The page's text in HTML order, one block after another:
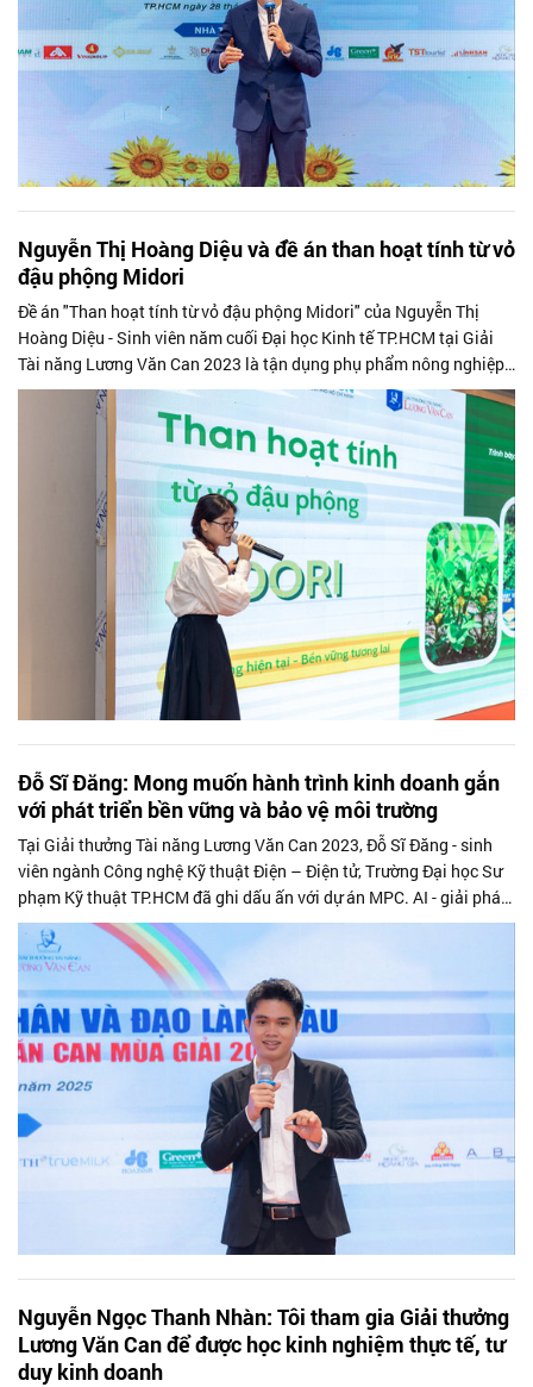
Nguyễn Thị Hoàng Diệu và đề án than hoạt tính từ vỏ
đậu phộng Midori
Đề án "Than hoạt tính từ vỏ đậu phộng Midori" của Nguyễn Thị
Hoàng Diệu - Sinh viên năm cuối Đại học Kinh tế TP.HCM tại Giải
Tài năng Lương Văn Can 2023 là tận dụng phụ phẩm nông nghiệp
để tạo ra sản phẩm...
Đỗ Sĩ Đăng: Mong muốn hành trình kinh doanh gắn
với phát triển bền vững và bảo vệ môi trường
Tại Giải thưởng Tài năng Lương Văn Can 2023, Đỗ Sĩ Đăng - sinh
viên ngành Công nghệ Kỹ thuật Điện – Điện tử, Trường Đại học Sư
phạm Kỹ thuật TP.HCM đã ghi dấu ấn với dự án MPC. AI - giải pháp
bảo trì trong...
Nguyễn Ngọc Thanh Nhàn: Tôi tham gia Giải thưởng
Lương Văn Can để được học kinh nghiệm thực tế, tư
duy kinh doanh